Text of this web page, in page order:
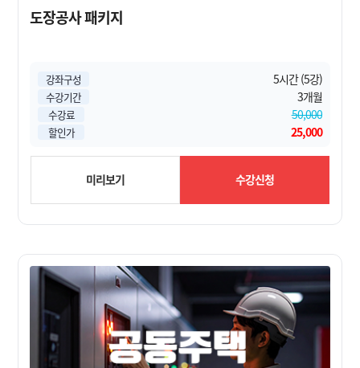
도장공사 패키지
강좌구성 5시간 (5강)
수강기간 3개월
수강료 50,000
할인가 25,000
미리보기 수강신청